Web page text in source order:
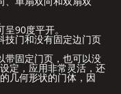
90度平开。
技门和没有固定边门页
带固定门页，也可以没
定，应用非常灵活，还
几何形状的门体，因